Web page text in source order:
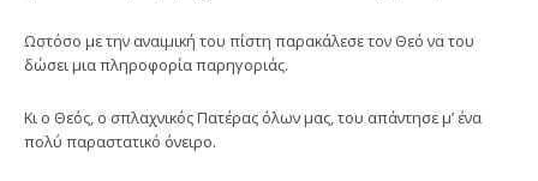
Ωστόσο με την αναιμική του πίστη παρακάλεσε τον Θεό να του
δώσει μια πληροφορία παρηγοριάς.
Κι ο Θεός, ο σπλαχνικός Πατέρας όλων μας, του απάντησε μ’ ένα
πολύ παραστατικό όνειρο.